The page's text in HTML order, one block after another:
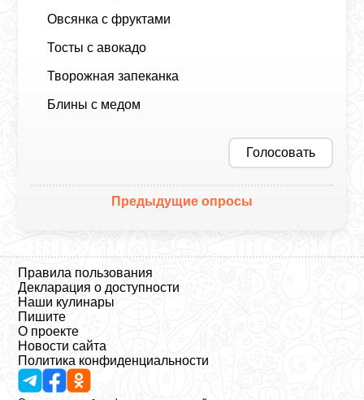
Овсянка с фруктами
Тосты с авокадо
Творожная запеканка
Блины с медом
Голосовать
Предыдущие опросы
Правила пользования
Декларация о доступности
Наши кулинары
Пишите
О проекте
Новости сайта
Политика конфиденциальности